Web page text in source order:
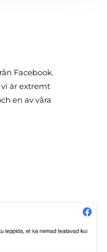
Facebook.
är extremt
en av våra